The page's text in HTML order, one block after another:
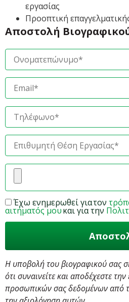
εργασίας
Προοπτική
Αποστολή
Έχω ενημερωθεί για τον
αιτήματός μουκαι για την
Η υποβολή του βιογραφικού σας
ότι συναινείτε και αποδέχεστε
προσωπικών σας δεδομένων από